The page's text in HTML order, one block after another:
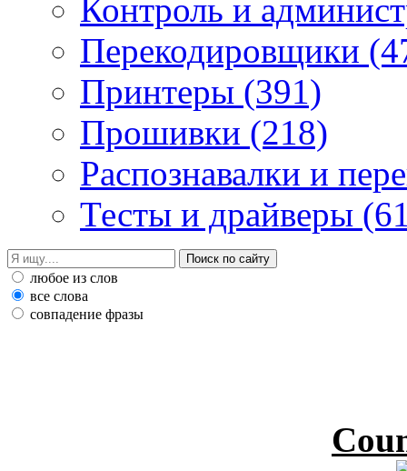
Контроль и
Перекодировщики
Принтеры (391)
Прошивки (218)
Распознавалки и
Тесты и драйверы
любое из слов
все слова
совпадение фразы